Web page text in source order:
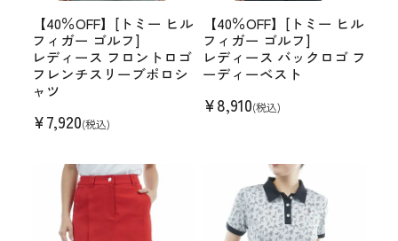
【40％OFF】[トミー ヒル
フィガー ゴルフ]
レディース フロントロゴ
フレンチスリーブポロシ
ャツ
¥7,920(税込)
【40％OFF】[トミー ヒル
フィガー ゴルフ]
レディース バックロゴ フ
ーディーベスト
¥8,910(税込)